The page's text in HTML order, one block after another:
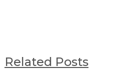
Related Posts